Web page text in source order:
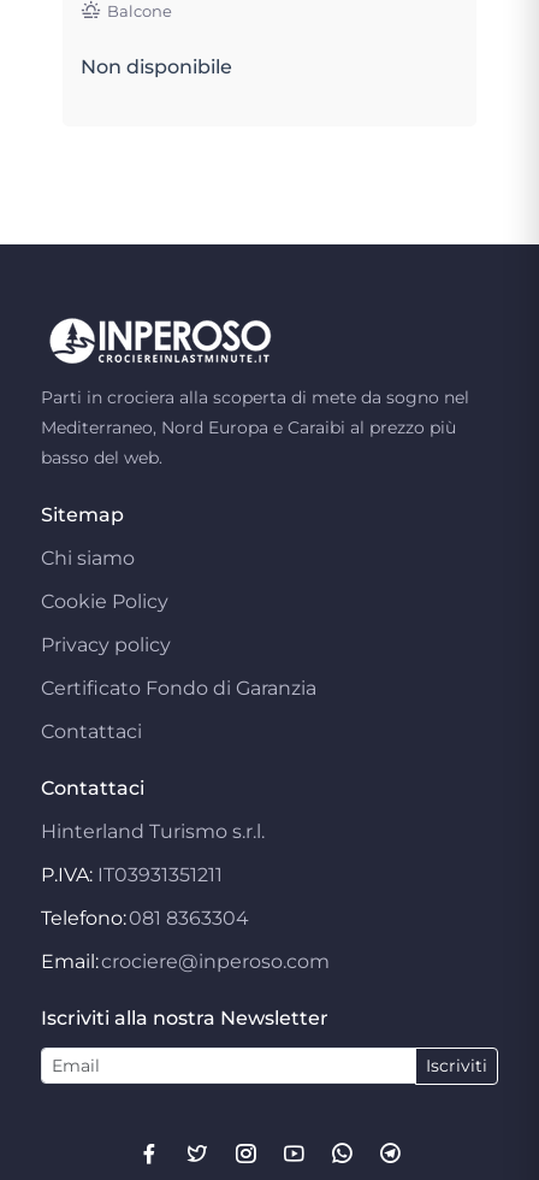
Balcone
Non disponibile
Parti in crociera alla scoperta di mete da sogno nel
Mediterraneo, Nord Europa e Caraibi al prezzo più
basso del web.
Sitemap
Chi siamo
Cookie Policy
Privacy policy
Certificato Fondo di Garanzia
Contattaci
Contattaci
Hinterland Turismo s.r.l.
P.IVA: IT03931351211
Telefono:081 8363304
Email:crociere@inperoso.com
Iscriviti alla nostra Newsletter
Iscriviti